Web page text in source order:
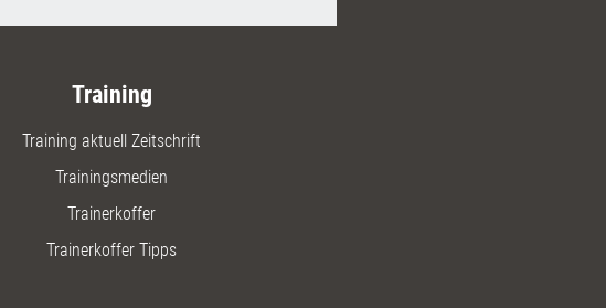
Training
Training aktuell Zeitschrift
Trainingsmedien
Trainerkoffer
Trainerkoffer Tipps